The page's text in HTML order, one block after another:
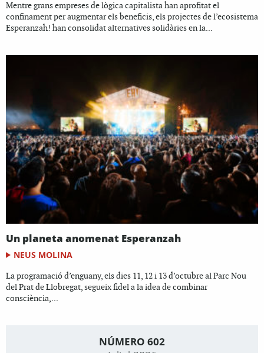
Mentre grans empreses de lògica capitalista han aprofitat el
confinament per augmentar els beneficis, els projectes de l’ecosistema
Esperanzah! han consolidat alternatives solidàries en la...
Un planeta anomenat Esperanzah
NEUS MOLINA
La programació d’enguany, els dies 11, 12 i 13 d’octubre al Parc Nou
del Prat de Llobregat, segueix fidel a la idea de combinar
consciència,...
NÚMERO 602